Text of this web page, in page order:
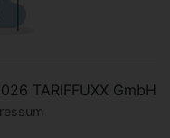
TARIFFUXX GmbH